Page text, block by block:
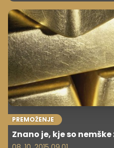
PREMOŽENJE
Znano je, kje so